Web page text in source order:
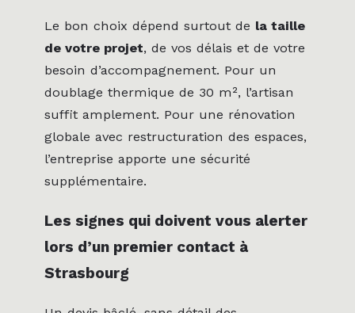
Le bon choix dépend surtout de la taille
de votre projet, de vos délais et de votre
besoin d’accompagnement. Pour un
doublage thermique de 30 m², l’artisan
suffit amplement. Pour une rénovation
globale avec restructuration des espaces,
l’entreprise apporte une sécurité
supplémentaire.
Les signes qui doivent vous alerter
lors d’un premier contact à
Strasbourg